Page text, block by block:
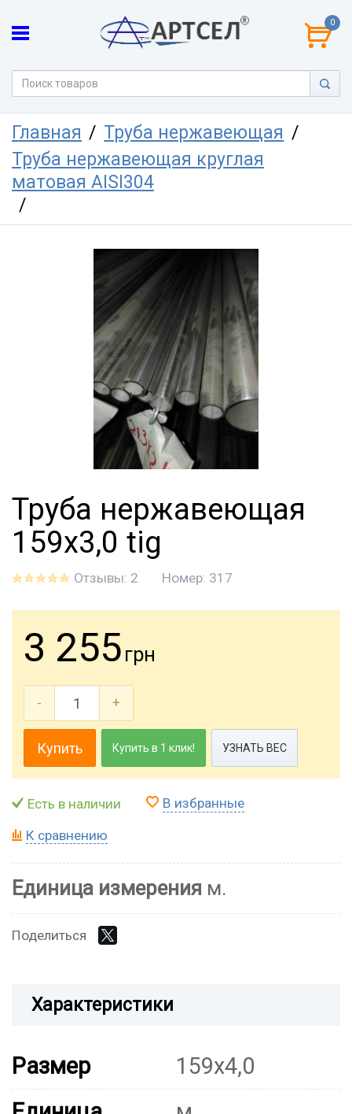
0
Главная
Труба нержавеющая
Труба нержавеющая круглая
матовая AISI304
Труба нержавеющая
159х3,0 tig
Отзывы: 2 Номер: 317
3 255 грн
- +
Купить Купить в 1 клик! УЗНАТЬ ВЕС
Есть в наличии В избранные
К сравнению
Единица измерения м.
Поделиться
Характеристики
Размер
159х4,0